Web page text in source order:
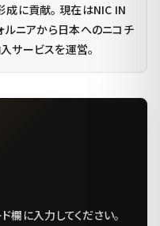
成に貢献。 現在はNIC IN
ルニアから日本へのニコチ
サービスを運営。
に入力してください。